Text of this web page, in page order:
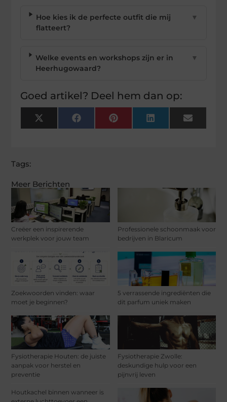
Meer Berichten
Creëer een inspirerende
werkplek voor jouw team
Professionele schoonmaak voor
bedrijven in Blaricum
Zoekwoorden vinden: waar
moet je beginnen?
5 verrassende ingrediënten die
dit parfum uniek maken
Fysiotherapie Houten: de juiste
aanpak voor herstel en
preventie
Fysiotherapie Zwolle:
deskundige hulp voor een
pijnvrij leven
Houtkachel binnen wanneer is
Hoe kies ik de perfecte outfit die mij
flatteert?
▼
Welke events en workshops zijn er in
Heerhugowaard?
▼
Goed artikel? Deel hem dan op:
X
(Twitter)
FacebookPinterest LinkedIn Email
Tags: